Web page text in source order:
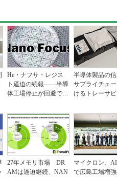
He・ナフサ・レジス
ト逼迫の続報――半導
体工場停止が回避でき
半導体製品の信
サプライチェ
けるトレーサ
27年メモリ市場 DR
AMは逼迫継続、NAN
マイクロン、
で広島工場増